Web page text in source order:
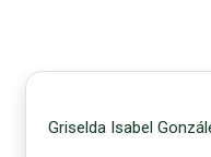
Griselda Isabel